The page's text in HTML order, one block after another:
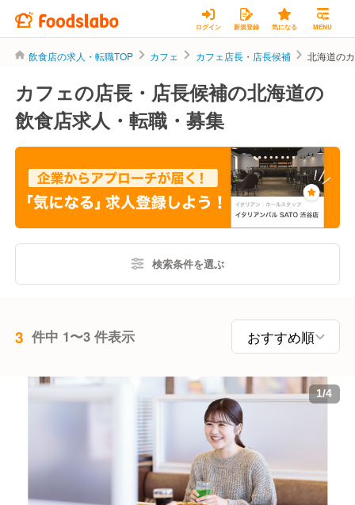
ログイン 新規登録 気になる MENU
飲食店の求人・転職TOP カフェ カフェ店長・店長候補 北海道の
カフェの店長・店長候補の北海道の
飲食店求人・転職・募集
検索条件を選ぶ
3 件中 1〜3 件表示
1/4